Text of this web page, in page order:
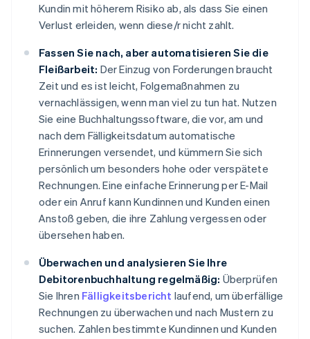
Kundin mit höherem Risiko ab, als dass Sie einen
Verlust erleiden, wenn diese/r nicht zahlt.
Fassen Sie nach, aber automatisieren Sie die
Fleißarbeit: Der Einzug von Forderungen braucht
Zeit und es ist leicht, Folgemaßnahmen zu
vernachlässigen, wenn man viel zu tun hat. Nutzen
Sie eine Buchhaltungssoftware, die vor, am und
nach dem Fälligkeitsdatum automatische
Erinnerungen versendet, und kümmern Sie sich
persönlich um besonders hohe oder verspätete
Rechnungen. Eine einfache Erinnerung per E-Mail
oder ein Anruf kann Kundinnen und Kunden einen
Anstoß geben, die ihre Zahlung vergessen oder
übersehen haben.
Überwachen und analysieren Sie Ihre
Debitorenbuchhaltung regelmäßig: Überprüfen
Sie Ihren Fälligkeitsbericht laufend, um überfällige
Rechnungen zu überwachen und nach Mustern zu
suchen. Zahlen bestimmte Kundinnen und Kunden